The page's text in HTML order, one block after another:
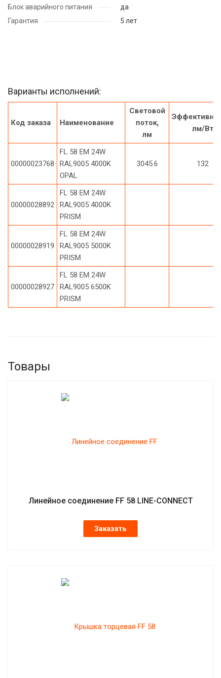
Блок аварийного питания
да
Гарантия
5 лет
Варианты исполнений:
Код заказа Наименование
Световой
поток,
лм
лм/Вт
00000023768
FL 58 EM 24W
RAL9005 4000K
OPAL
3045.6 132
00000028892
FL 58 EM 24W
RAL9005 4000K
PRISM
00000028919
FL 58 EM 24W
RAL9005 5000K
PRISM
00000028927
FL 58 EM 24W
RAL9005 6500K
PRISM
Товары
Линейное соединение FF 58 LINE-CONNECT
Заказать